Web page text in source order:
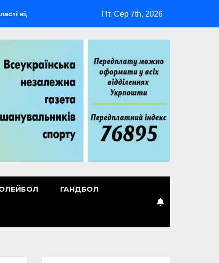
мультиспортивний табір ГАРТ 2026 – як долучитися
Пт. Сер 7th, 2026
ГАНДБОЛ